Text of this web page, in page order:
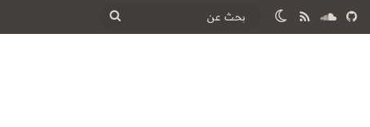
ساوند كلاود
ملخص الموقع RSS
الوضع المظلم
بحث